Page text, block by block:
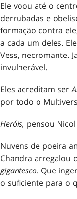
Ele voou até o
derrubadas e
formação contra
a cada um deles.
Vess, necromante.
invulnerável.
Eles acreditam ser
por todo o
Heróis, pensou Nicol
Nuvens de poeira
Chandra arregalou
gigantesco. Que
o suficiente para o